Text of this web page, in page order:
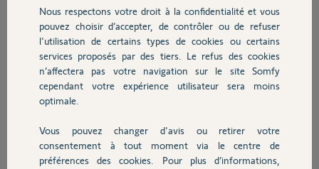
Chauffage
Autres produits
Devis avec un pro
Réponses
Le contact sec est sur Start, uniquement en filaire.
Bonne journée à vous;
Anonyme il y a environ 2 ans
Nous respectons votre droit à la confidentialité et vous
pouvez choisir d’accepter, de contrôler ou de refuser
l'utilisation de certains types de cookies ou certains
services proposés par des tiers. Le refus des cookies
n’affectera pas votre navigation sur le site Somfy
cependant votre expérience utilisateur sera moins
optimale.
Vous pouvez changer d'avis ou retirer votre
consentement à tout moment via le centre de
préférences des cookies. Pour plus d’informations,